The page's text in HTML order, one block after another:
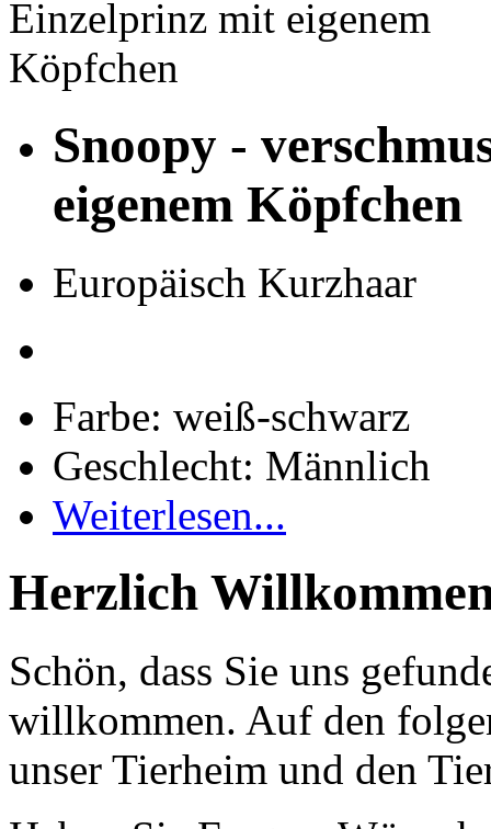
Snoopy -
eigenem Köpfchen
Europäisch Kurzhaar
Farbe: weiß-schwarz
Geschlecht: Männlich
Weiterlesen...
Herzlich
Schön, dass Sie uns
willkommen. Auf den
unser Tierheim und den